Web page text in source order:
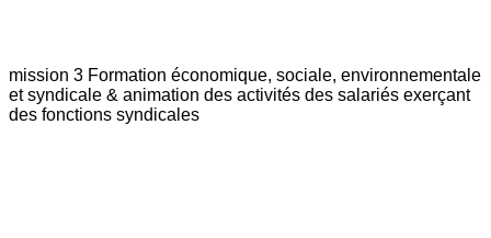
mission 3 Formation économique, sociale, environnementale
et syndicale & animation des activités des salariés exerçant
des fonctions syndicales